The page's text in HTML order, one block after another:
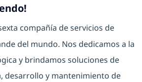
compañía de servicios de
del mundo. Nos dedicamos a la
y brindamos soluciones de
desarrollo y mantenimiento de